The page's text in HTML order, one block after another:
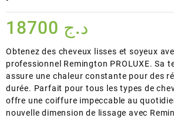
د.ج
Obtenez des cheveux lisses et soyeux
professionnel Remington PROLUXE. Sa
assure une chaleur constante pour des
durée. Parfait pour tous les types de
offre une coiffure impeccable au
nouvelle dimension de lissage avec